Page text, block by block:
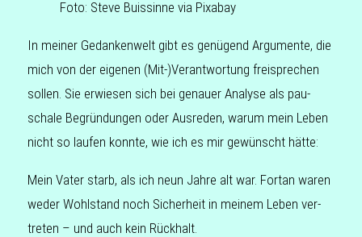
Foto: Steve Buis­sin­ne via Pixabay
In meiner Gedan­ken­welt gibt es genü­gend Argu­men­te, die
mich von der eige­nen (Mit-)Verantwortung frei­spre­chen
sollen. Sie erwie­sen sich bei genau­er Ana­ly­se als pau­
scha­le Begrün­dun­gen oder Aus­re­den, warum mein Leben
nicht so laufen konnte, wie ich es mir gewünscht hätte:
Mein Vater starb, als ich neun Jahre alt war. Fortan waren
weder Wohl­stand noch Sicher­heit in meinem Leben ver­
tre­ten – und auch kein Rückhalt.